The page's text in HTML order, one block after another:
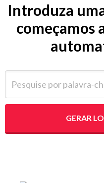
Introduza
começamos
GERAR